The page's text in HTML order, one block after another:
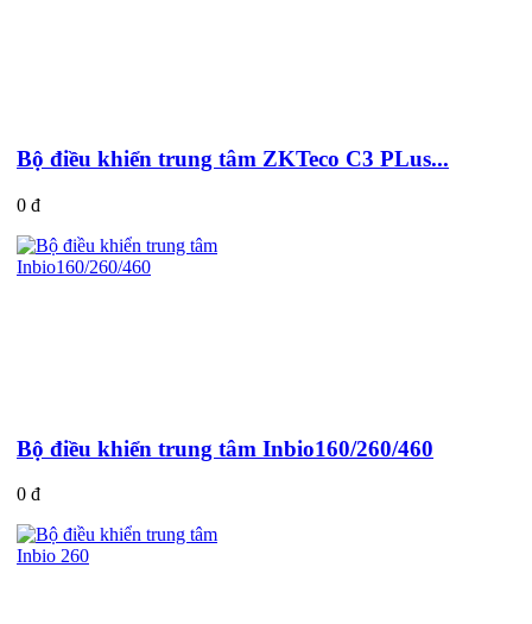
Bộ điều khiển trung tâm ZKTeco C3 PLus...
0 đ
Bộ điều khiển trung tâm Inbio160/260/460
0 đ